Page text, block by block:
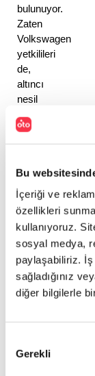
Bu
İçeriği ve
özellikleri
kullanıyoruz.
sosyal medya,
paylaşabiliriz. İş
sağladığınız
diğer bilgilerle
Seçimi
Gerekli
bulunuyor.
Zaten
Volkswagen
yetkilileri
de,
altıncı
nesil
Polo’nun,
bugüne
kadar
en
geniş
model
Volkswagen
Polo’nun
seçenekleri
iki